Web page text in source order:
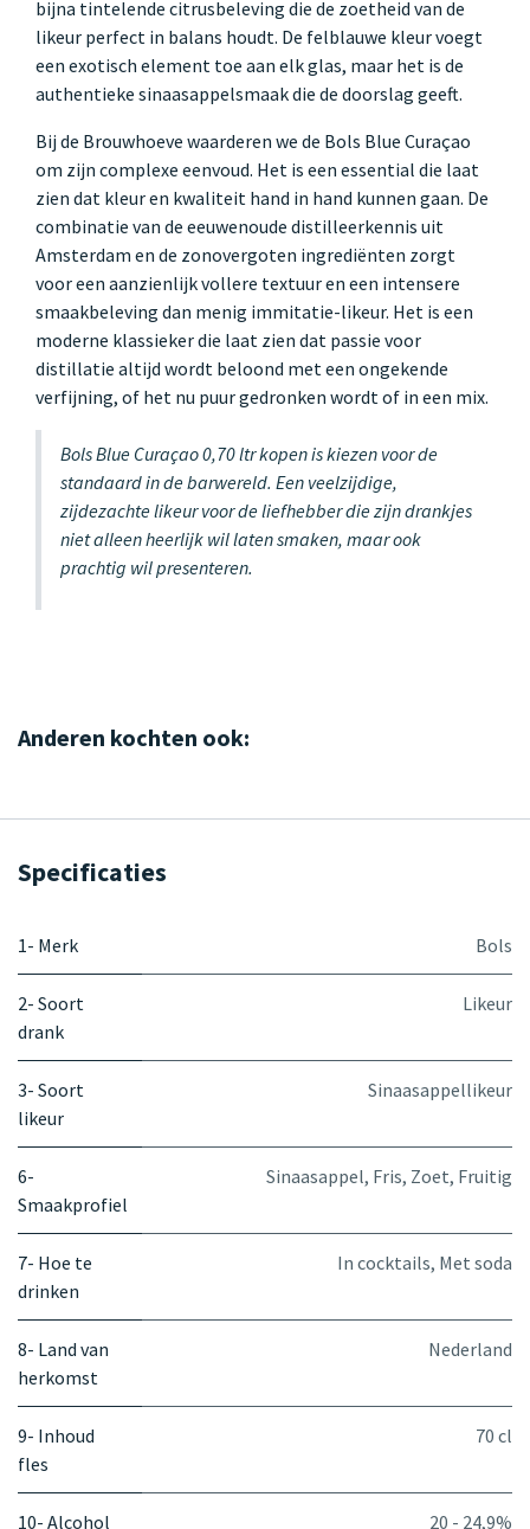
bijna tintelende citrusbeleving die de zoetheid van de
likeur perfect in balans houdt. De felblauwe kleur voegt
een exotisch element toe aan elk glas, maar het is de
authentieke sinaasappelsmaak die de doorslag geeft.
Bij de Brouwhoeve waarderen we de Bols Blue Curaçao
om zijn complexe eenvoud. Het is een essential die laat
zien dat kleur en kwaliteit hand in hand kunnen gaan. De
combinatie van de eeuwenoude distilleerkennis uit
Amsterdam en de zonovergoten ingrediënten zorgt
voor een aanzienlijk vollere textuur en een intensere
smaakbeleving dan menig immitatie-likeur. Het is een
moderne klassieker die laat zien dat passie voor
distillatie altijd wordt beloond met een ongekende
verfijning, of het nu puur gedronken wordt of in een mix.
Bols Blue Curaçao 0,70 ltr kopen is kiezen voor de
standaard in de barwereld. Een veelzijdige,
zijdezachte likeur voor de liefhebber die zijn drankjes
niet alleen heerlijk wil laten smaken, maar ook
prachtig wil presenteren.
Anderen kochten ook:
Specificaties
1- Merk Bols
2- Soort
drank
Likeur
3- Soort
likeur
Sinaasappellikeur
6-
Smaakprofiel
Sinaasappel, Fris, Zoet, Fruitig
7- Hoe te
drinken
In cocktails, Met soda
8- Land van
herkomst
Nederland
9- Inhoud
fles
70 cl
10- Alcohol
20 - 24,9%